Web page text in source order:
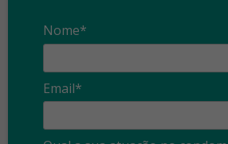
Nome*
Email*